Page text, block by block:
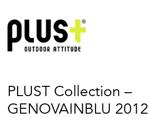
PLUST Collection –
GENOVAINBLU 2012